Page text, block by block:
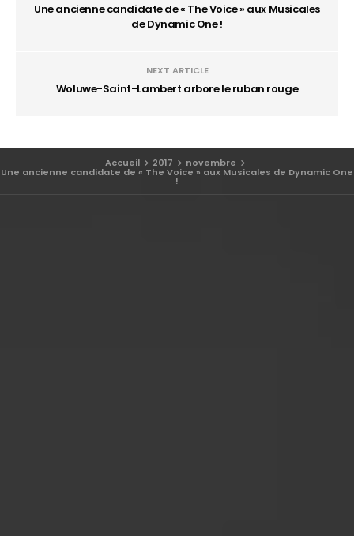
Une ancienne candidate de « The Voice » aux Musicales
de Dynamic One !
NEXT ARTICLE
Woluwe-Saint-Lambert arbore le ruban rouge
Accueil 2017 novembre
Une ancienne candidate de « The Voice » aux Musicales de Dynamic One
!